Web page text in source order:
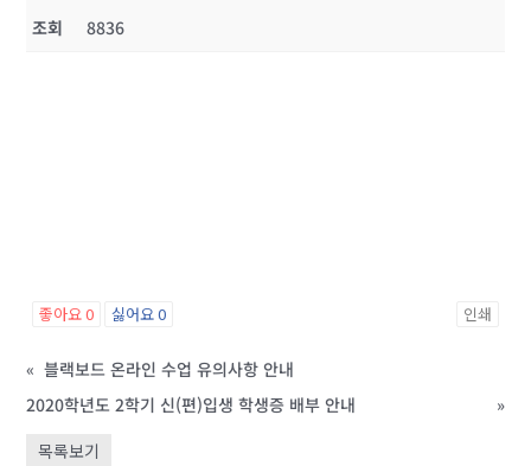
조회
8836
좋아요0 싫어요0 인쇄
« 블랙보드 온라인 수업 유의사항 안내
2020학년도 2학기 신(편)입생 학생증 배부 안내
»
목록보기